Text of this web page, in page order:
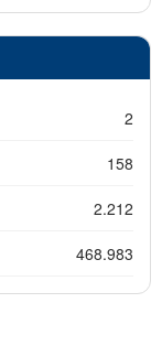
2
158
2.212
468.983